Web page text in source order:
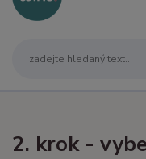
2. krok -